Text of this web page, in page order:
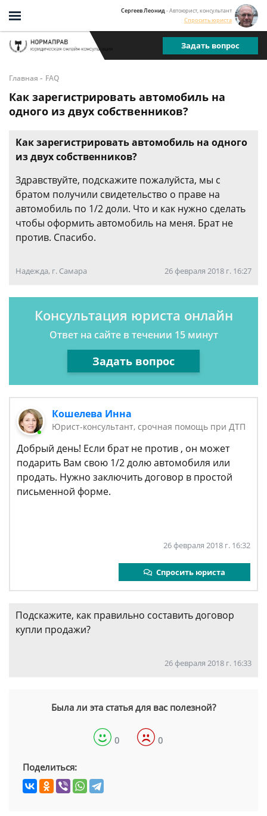
Сергеев Леонид - Автоюрист, консультант
Спросить юриста
Задать вопрос
Главная - FAQ
Как зарегистрировать автомобиль на
одного из двух собственников?
Как зарегистрировать автомобиль на одного
из двух собственников?
Здравствуйте, подскажите пожалуйста, мы с
братом получили свидетельство о праве на
автомобиль по 1/2 доли. Что и как нужно сделать
чтобы оформить автомобиль на меня. Брат не
против. Спасибо.
Надежда, г. Самара 26 февраля 2018 г. 16:27
Консультация юриста онлайн
Ответ на сайте в течении 15 минут
Задать вопрос
Кошелева Инна
Юрист-консультант, срочная помощь при ДТП
Добрый день! Если брат не против , он может
подарить Вам свою 1/2 долю автомобиля или
продать. Нужно заключить договор в простой
письменной форме.
26 февраля 2018 г. 16:32
Спросить юриста
Подскажите, как правильно составить договор
купли продажи?
26 февраля 2018 г. 16:33
Была ли эта статья для вас полезной?
0 0
Поделиться: